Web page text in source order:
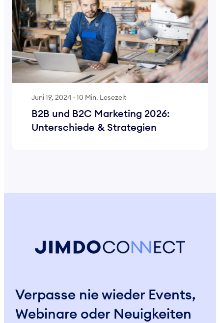
Juni 19, 2024 · 10 Min. Lesezeit
B2B und B2C Marketing 2026:
Unterschiede & Strategien
Verpasse nie wieder Events,
Webinare oder Neuigkeiten